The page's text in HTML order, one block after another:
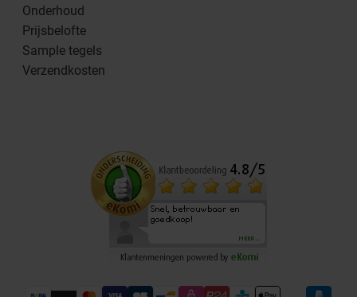
Onderhoud
Prijsbelofte
Sample tegels
Verzendkosten